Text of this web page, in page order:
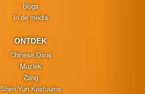
blogs
In de media
ONTDEK
Chinese Dans
Muziek
Zang
Shen Yun Kostuums